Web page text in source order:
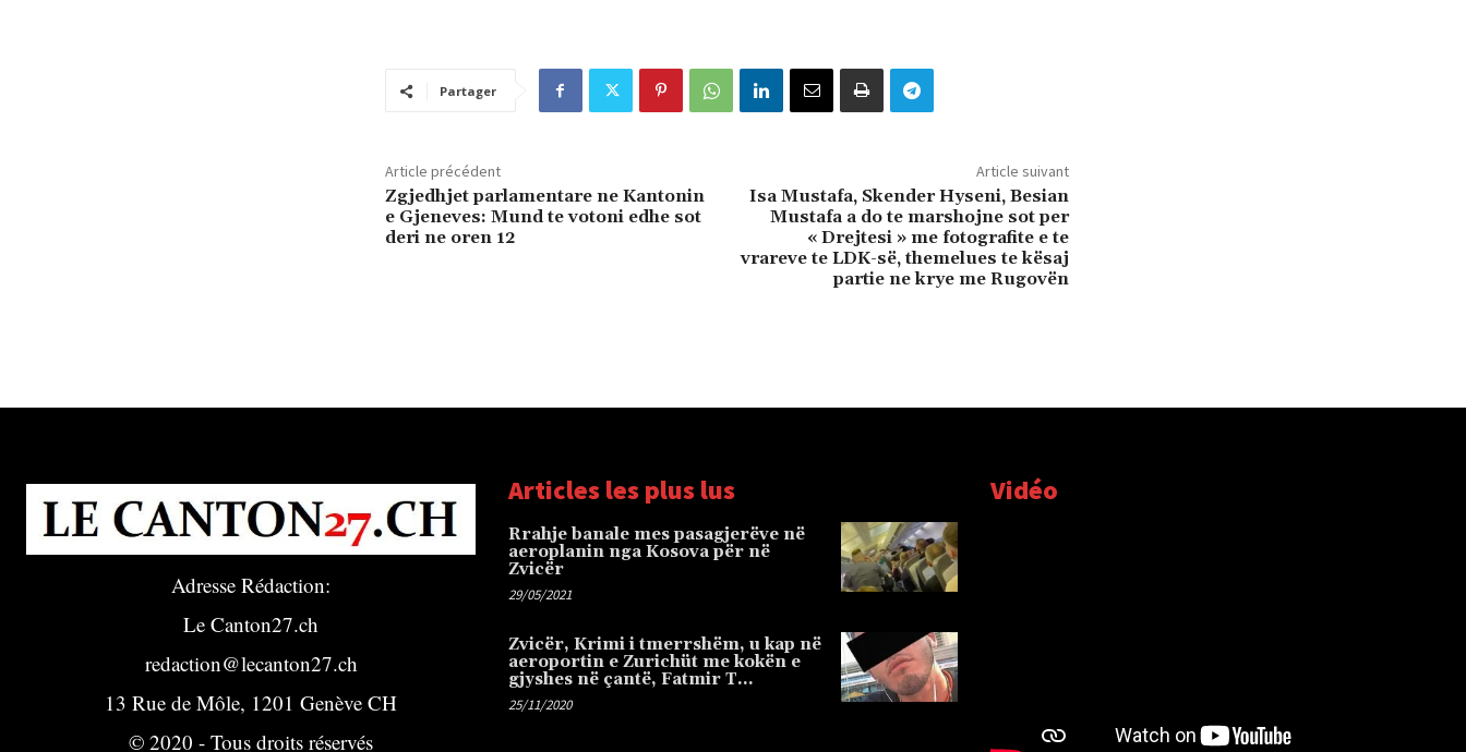
Partager
Article précédent
Zgjedhjet parlamentare ne Kantonin
e Gjeneves: Mund te votoni edhe sot
deri ne oren 12
Article suivant
Isa Mustafa, Skender Hyseni, Besian
Mustafa a do te marshojne sot per
« Drejtesi » me fotografite e te
vrareve te LDK-së, themelues te kësaj
partie ne krye me Rugovën
Adresse Rédaction:
Le Canton27.ch
redaction@lecanton27.ch
13 Rue de Môle, 1201 Genève CH
© 2020 - Tous droits réservés
Articles les plus lus
Rrahje banale mes pasagjerëve në
aeroplanin nga Kosova për në
Zvicër
29/05/2021
Zvicër, Krimi i tmerrshëm, u kap në
aeroportin e Zurichüt me kokën e
gjyshes në çantë, Fatmir T…
25/11/2020
Vidéo